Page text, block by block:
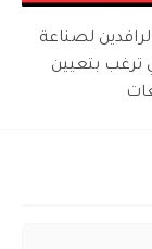
لصناعة
ترغب بتعيين